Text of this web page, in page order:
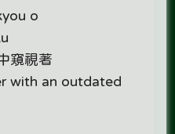
o
窺視著
with an outdated